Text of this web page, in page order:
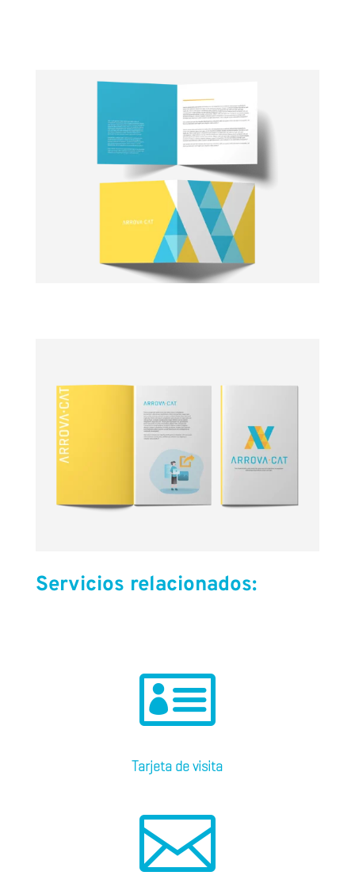
Servicios relacionados:

Tarjeta de visita
